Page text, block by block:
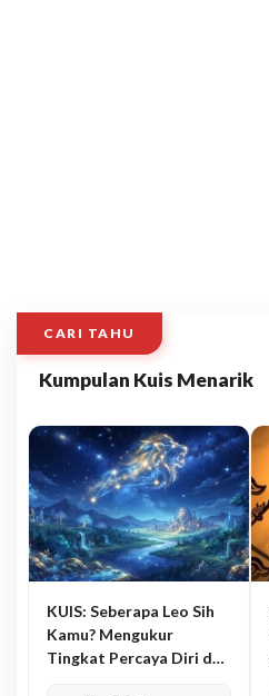
CARI TAHU
Kumpulan Kuis Menarik
KUIS: Seberapa Leo Sih
Kamu? Mengukur
Tingkat Percaya Diri dan